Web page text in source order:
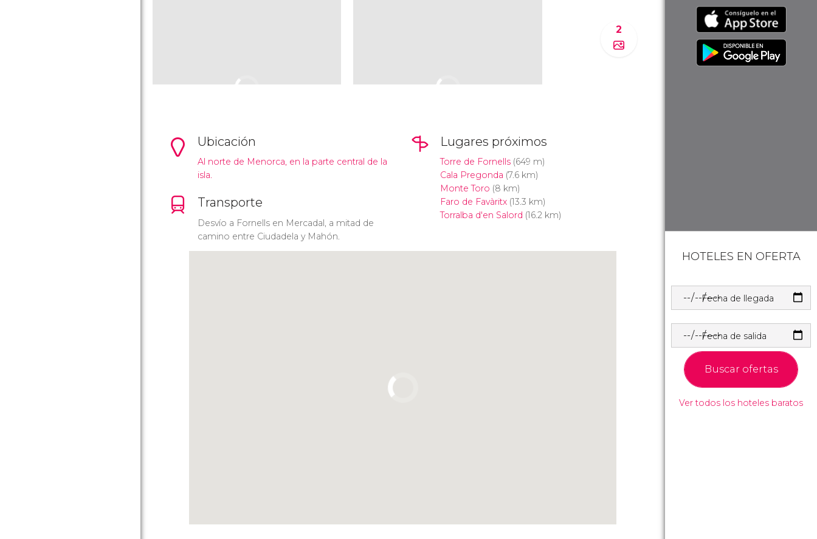
2
Ubicación
Al norte de Menorca, en la parte central de la
isla.
Transporte
Desvío a Fornells en Mercadal, a mitad de
camino entre Ciudadela y Mahón.
Lugares próximos
Torre de Fornells(649 m)
Cala Pregonda (7.6 km)
Monte Toro (8 km)
Faro de Favàritx(13.3 km)
Torralba d'en Salord (16.2 km)
HOTELES EN OFERTA
Fecha de llegada
Fecha de salida
Buscar ofertas
Ver todos los hoteles baratos